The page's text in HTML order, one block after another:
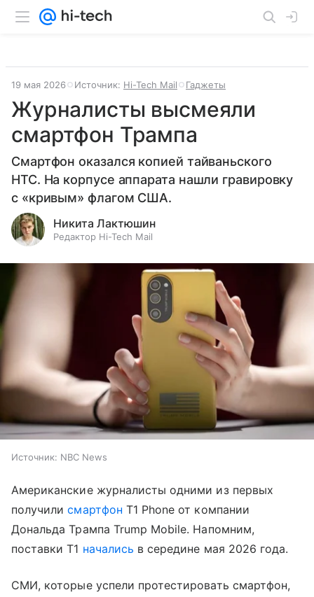
19 мая 2026 Источник: Hi-Tech Mail Гаджеты
Журналисты высмеяли
смартфон Трампа
Смартфон оказался копией тайваньского
HTC. На корпусе аппарата нашли гравировку
с «кривым» флагом США.
Никита Лактюшин
Редактор Hi-Tech Mail
Источник: NBC News
Американские журналисты одними из первых
получилисмартфон T1 Phone от компании
Дональда Трампа Trump Mobile. Напомним,
поставки T1 начались в середине мая 2026 года.
СМИ, которые успели протестировать смартфон,